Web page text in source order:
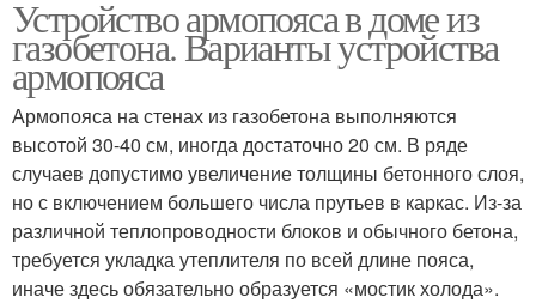
Устройство армопояса в доме из
газобетона. Варианты устройства
армопояса
Армопояса на стенах из газобетона выполняются
высотой 30-40 см, иногда достаточно 20 см. В ряде
случаев допустимо увеличение толщины бетонного слоя,
но с включением большего числа прутьев в каркас. Из-за
различной теплопроводности блоков и обычного бетона,
требуется укладка утеплителя по всей длине пояса,
иначе здесь обязательно образуется «мостик холода».